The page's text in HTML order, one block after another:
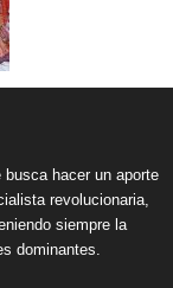
hacer un aporte
revolucionaria,
siempre la
dominantes.